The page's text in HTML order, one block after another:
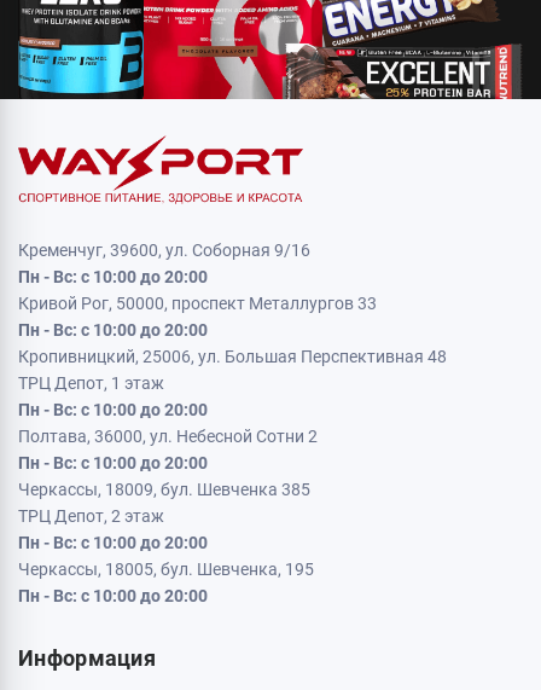
Кременчуг, 39600, ул. Соборная 9/16
Пн - Вс: с 10:00 до 20:00
Кривой Рог, 50000, проспект Металлургов 33
Пн - Вс: с 10:00 до 20:00
Кропивницкий, 25006, ул. Большая Перспективная 48
ТРЦ Депот, 1 этаж
Пн - Вс: с 10:00 до 20:00
Полтава, 36000, ул. Небесной Сотни 2
Пн - Вс: с 10:00 до 20:00
Черкассы, 18009, бул. Шевченка 385
ТРЦ Депот, 2 этаж
Пн - Вс: с 10:00 до 20:00
Черкассы, 18005, бул. Шевченка, 195
Пн - Вс: с 10:00 до 20:00
Информация